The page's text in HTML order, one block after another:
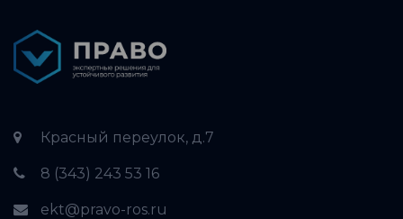
Красный переулок, д.7
8 (343) 243 53 16
ekt@pravo-ros.ru